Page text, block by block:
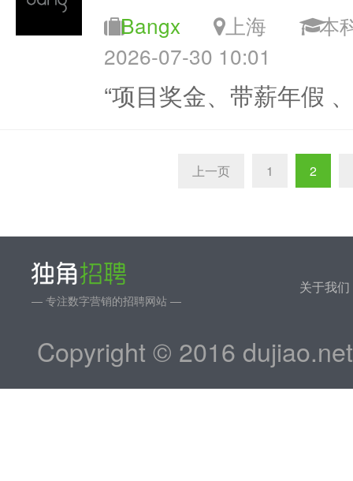
Bangx 上海
2026-07-30 10:01
“项目奖金、带薪年假
上一页 1 2
— 专注数字营销的招聘网站 —
关于我们
Copyright © 2016